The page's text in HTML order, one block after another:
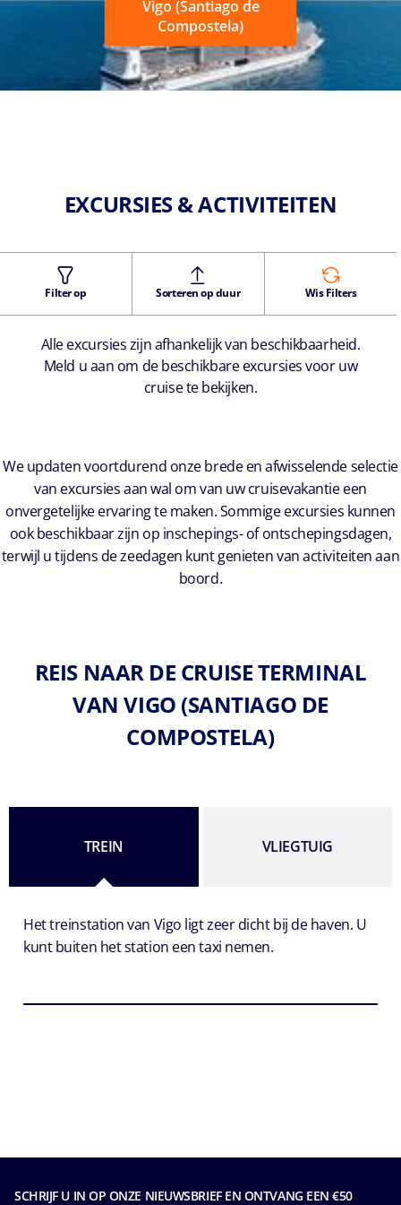
Vigo (Santiago de
Compostela)
EXCURSIES & ACTIVITEITEN
Filter op Sorteren op duur Wis Filters
Alle excursies zijn afhankelijk van beschikbaarheid.
Meld u aan om de beschikbare excursies voor uw
cruise te bekijken.
We updaten voortdurend onze brede en afwisselende selectie
van excursies aan wal om van uw cruisevakantie een
onvergetelijke ervaring te maken. Sommige excursies kunnen
ook beschikbaar zijn op inschepings- of ontschepingsdagen,
terwijl u tijdens de zeedagen kunt genieten van activiteiten aan
boord.
REIS NAAR DE CRUISE TERMINAL
VAN VIGO (SANTIAGO DE
COMPOSTELA)
TREIN VLIEGTUIG
Het treinstation van Vigo ligt zeer dicht bij de haven. U
kunt buiten het station een taxi nemen.
SCHRIJF U IN OP ONZE NIEUWSBRIEF EN ONTVANG EEN €50